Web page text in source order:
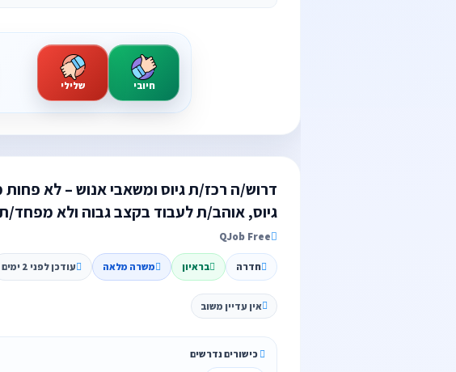
חיובי שלילי
דרוש/ה רכז/ת גיוס ומשאבי אנוש – לא
גיוס, אוהב/ת לעבוד בקצב גבוה ולא
QJob Free
חדרה בראיון משרה מלאה עודכן לפני 2 ימים
אין עדיין משוב
כישורים נדרשים